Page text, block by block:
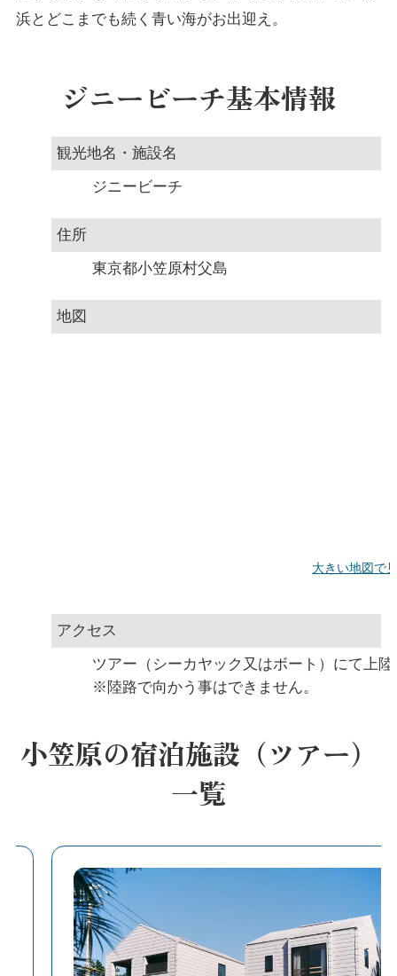
浜とどこまでも続く青い海がお出迎え。
ジニービーチ基本情報
観光地名・施設名
ジニービーチ
住所
東京都小笠原村父島
地図
大きい地図で
アクセス
ツアー（シーカヤック又はボート）にて上
※陸路で向かう事はできません。
小笠原の宿泊施設（ツアー）
一覧